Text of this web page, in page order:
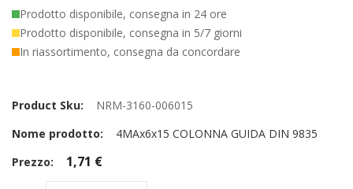
Prodotto disponibile, consegna in 24 ore
Prodotto disponibile, consegna in 5/7 giorni
In riassortimento, consegna da concordare
prodotti
NRM-3160-006015
4MAx6x15 COLONNA GUIDA DIN 9835
1,71 €